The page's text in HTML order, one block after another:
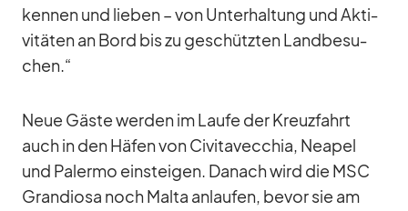
ken­nen und lie­ben – von Un­ter­hal­tung und Ak­ti­
vi­tä­ten an Bord bis zu ge­schütz­ten Land­be­su­
chen.“
Neue Gäste wer­den im Laufe der Kreuz­fahrt
auch in den Hä­fen von Ci­vi­ta­vec­chia, Nea­pel
und Pa­lermo ein­stei­gen. Da­nach wird die MSC
Gran­diosa noch Malta an­lau­fen, be­vor sie am